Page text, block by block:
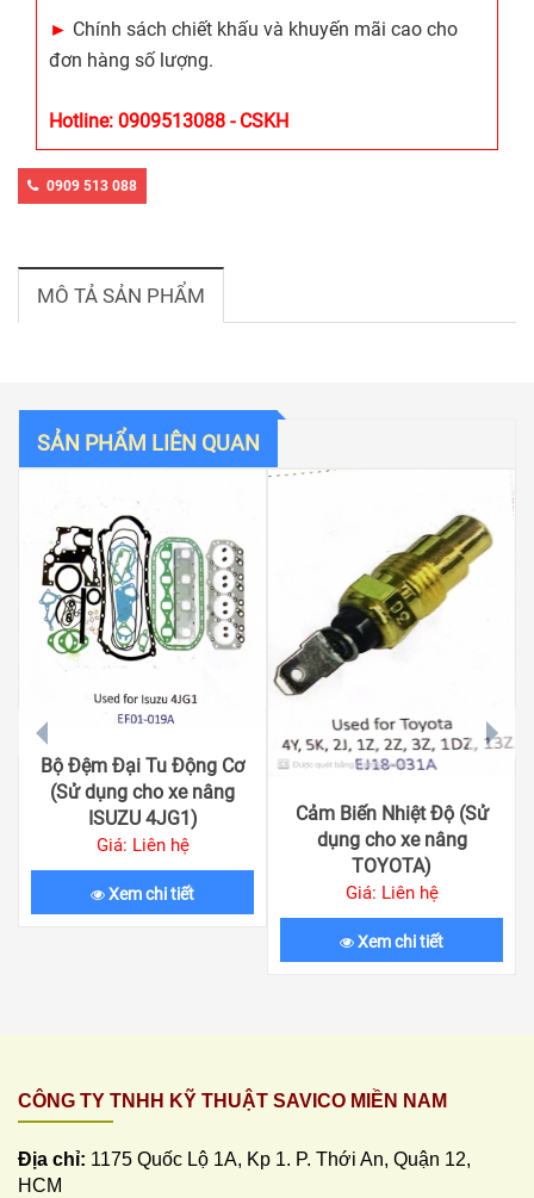
► Chính sách chiết khấu và khuyến mãi cao cho
đơn hàng số lượng.
Hotline: 0909513088 - CSKH
0909 513 088
MÔ TẢ SẢN PHẨM
SẢN PHẨM LIÊN QUAN
Bộ Đệm Đại Tu Động Cơ
(Sử dụng cho xe nâng
ISUZU 4JG1)
Giá: Liên hệ
Xem chi tiết
Cảm Biến Nhiệt Độ (Sử
dụng cho xe nâng
TOYOTA)
Giá: Liên hệ
Xem chi tiết
prev next
CÔNG TY TNHH KỸ THUẬT SAVICO MIỀN NAM
Địa chỉ: 1175 Quốc Lộ 1A, Kp 1. P. Thới An, Quận 12,
HCM